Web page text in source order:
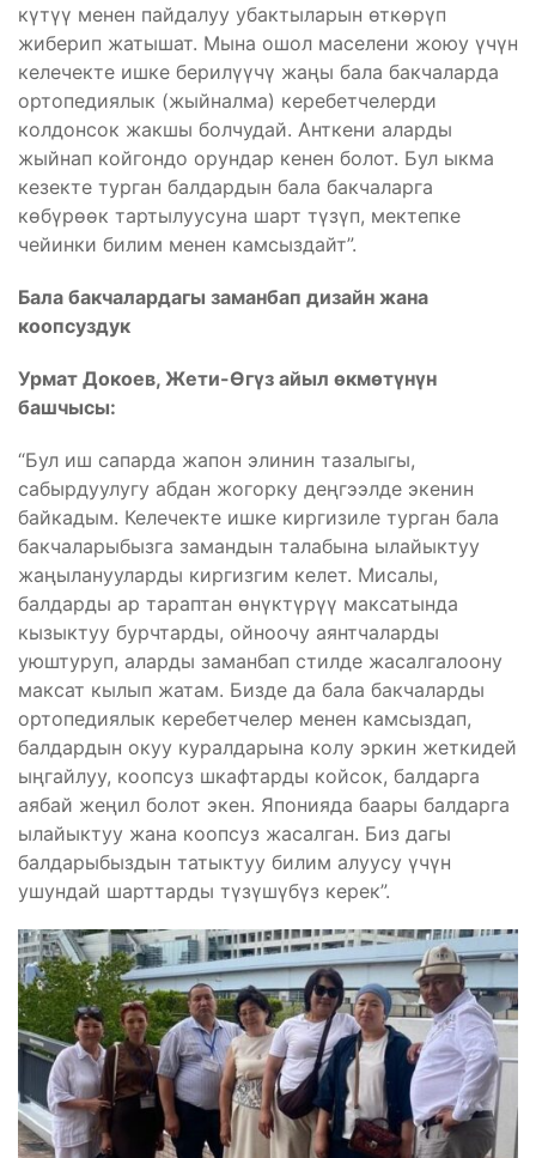
күтүү менен пайдалуу убактыларын өткөрүп
жиберип жатышат. Мына ошол маселени жоюу үчүн
келечекте ишке берилүүчү жаңы бала бакчаларда
ортопедиялык (жыйналма) керебетчелерди
колдонсок жакшы болчудай. Анткени аларды
жыйнап койгондо орундар кенен болот. Бул ыкма
кезекте турган балдардын бала бакчаларга
көбүрөөк тартылуусуна шарт түзүп, мектепке
чейинки билим менен камсыздайт”.
Бала бакчалардагы заманбап дизайн жана
коопсуздук
Урмат Докоев, Жети-Өгүз айыл өкмөтүнүн
башчысы:
“Бул иш сапарда жапон элинин тазалыгы,
сабырдуулугу абдан жогорку деңгээлде экенин
байкадым. Келечекте ишке киргизиле турган бала
бакчаларыбызга замандын талабына ылайыктуу
жаңыланууларды киргизгим келет. Мисалы,
балдарды ар тараптан өнүктүрүү максатында
кызыктуу бурчтарды, ойноочу аянтчаларды
уюштуруп, аларды заманбап стилде жасалгалоону
максат кылып жатам. Бизде да бала бакчаларды
ортопедиялык керебетчелер менен камсыздап,
балдардын окуу куралдарына колу эркин жеткидей
ыңгайлуу, коопсуз шкафтарды койсок, балдарга
аябай жеңил болот экен. Японияда баары балдарга
ылайыктуу жана коопсуз жасалган. Биз дагы
балдарыбыздын татыктуу билим алуусу үчүн
ушундай шарттарды түзүшүбүз керек”.